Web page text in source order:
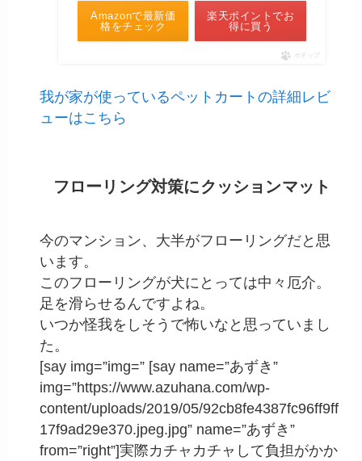
Amazonで最新価
格をチェック
楽天ポイントでお
得に買う
ポチップ
我が家が使っているペットカートの詳細レビ
ューはこちら
フローリング対策にクッションマット
今のマンション、大半がフローリングだと思
います。
このフローリングが犬にとっては中々厄介。
足を滑らせるんですよね。
いつか怪我をしそうで怖いなと思っていまし
た。
[say img=”img=” [say name=”あずき”
img=”https://www.azuhana.com/wp-
content/uploads/2019/05/92cb8fe4387fc96ff9ff
17f9ad29e370.jpeg.jpg” name=”あずき”
from=”right”]実際カチャカチャして負担がかか